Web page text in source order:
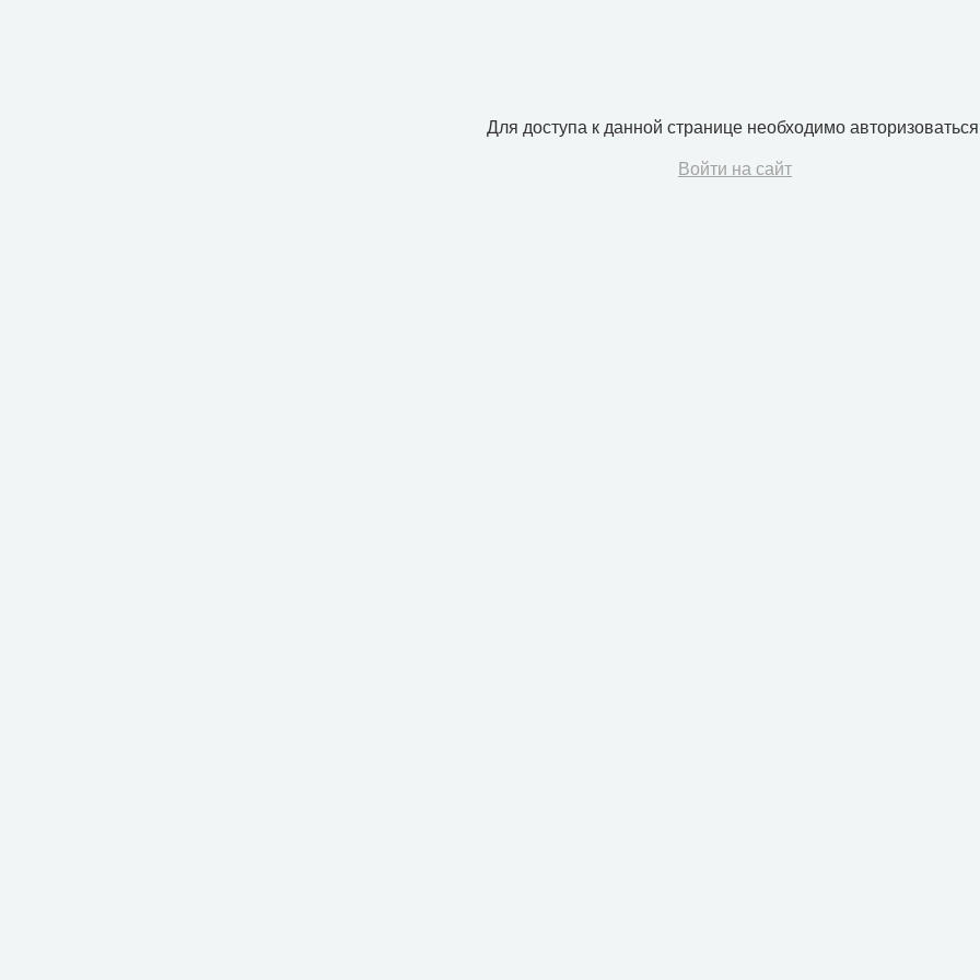
Для доступа к данной странице необходимо
Войти на сайт